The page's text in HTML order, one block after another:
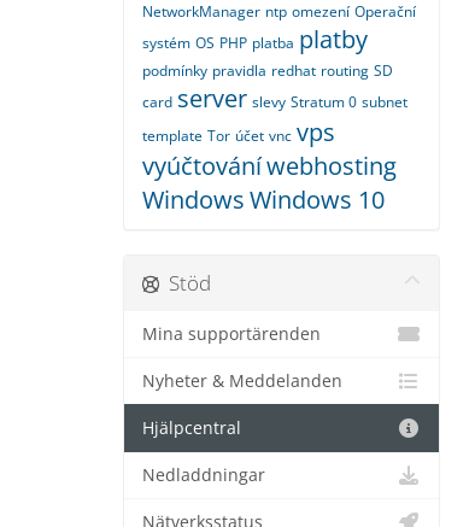
NetworkManager ntp omezení Operační
systém OS PHP platba platby
podmínky pravidla redhat routing SD
card server slevy Stratum 0 subnet
template Tor účet vnc vps
vyúčtováníwebhosting
WindowsWindows 10
Stöd
Mina supportärenden
Nyheter & Meddelanden
Hjälpcentral
Nedladdningar
Nätverksstatus